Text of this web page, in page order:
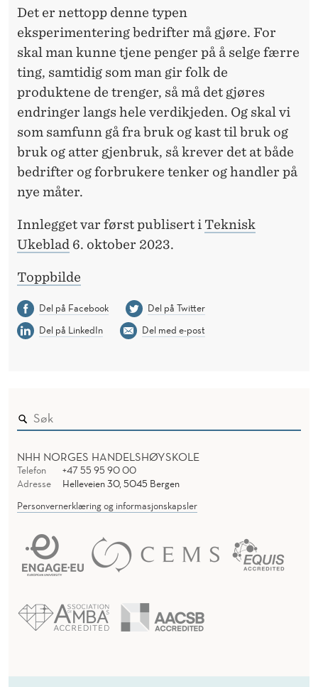
Det er nettopp denne typen
eksperimentering bedrifter må gjøre. For
skal man kunne tjene penger på å selge færre
ting, samtidig som man gir folk de
produktene de trenger, så må det gjøres
endringer langs hele verdikjeden. Og skal vi
som samfunn gå fra bruk og kast til bruk og
bruk og atter gjenbruk, så krever det at både
bedrifter og forbrukere tenker og handler på
nye måter.
Innlegget var først publisert i Teknisk
Ukeblad 6. oktober 2023.
Toppbilde
Del på Facebook
Del på Twitter
Del på LinkedIn
Del med e-post
NHH NORGES HANDELSHØYSKOLE
Telefon
+47 55 95 90 00
Adresse
Helleveien 30, 5045 Bergen
Personvernerklæring og informasjonskapsler